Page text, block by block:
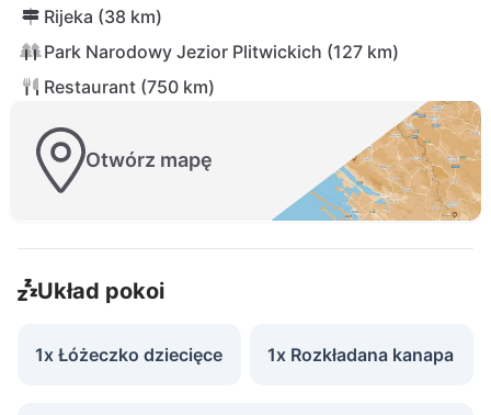
Rijeka (38 km)
Park Narodowy Jezior Plitwickich (127 km)
Restaurant (750 km)
Otwórz mapę
Układ pokoi
1x Łóżeczko dziecięce 1x Rozkładana kanapa